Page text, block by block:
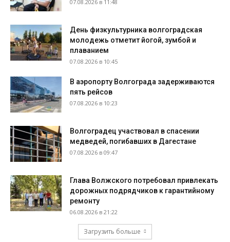
07.08.2026 в 11:48
День физкультурника волгоградская
молодежь отметит йогой, зумбой и
плаванием
07.08.2026 в 10:45
В аэропорту Волгограда задерживаются
пять рейсов
07.08.2026 в 10:23
Волгоградец участвовал в спасении
медведей, погибавших в Дагестане
07.08.2026 в 09:47
Глава Волжского потребовал привлекать
дорожных подрядчиков к гарантийному
ремонту
06.08.2026 в 21:22
Загрузить больше